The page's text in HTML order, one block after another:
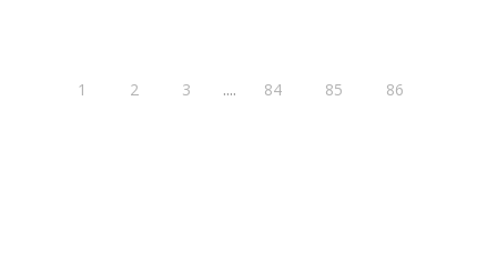
1 2 3 .... 84 85 86